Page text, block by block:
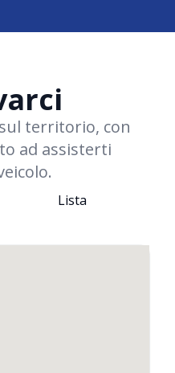
territorio, con
ad assisterti
Lista